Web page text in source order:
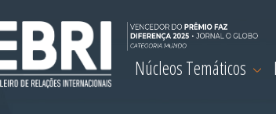
Núcleos Temáticos